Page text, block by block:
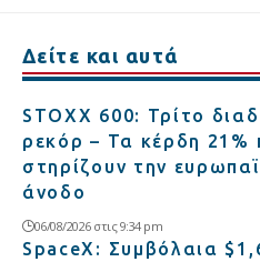
Δείτε και αυτά
STOXX 600: Τρίτο
ρεκόρ – Τα κέρδη 21%
στηρίζουν την
άνοδο
06/08/2026 στις 9:34 pm
SpaceX: Συμβόλαια